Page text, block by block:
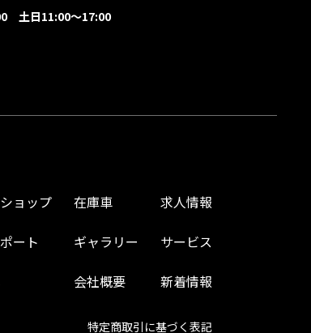
土日11:00～17:00
ョップ 在庫車 求人情報
ート ギャラリー サービス
会社概要 新着情報
特定商取引に基づく表記